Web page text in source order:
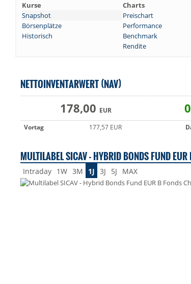
Kurse Charts
Snapshot
Preischart
Börsenplätze
Performance
Historisch
Benchmark
Rendite
NETTOINVENTARWERT (NAV)
178,00 EUR
Vortag
177,57 EUR
MULTILABEL SICAV - HYBRID BONDS FUND
Intraday 1W 3M 1J 3J 5J MAX